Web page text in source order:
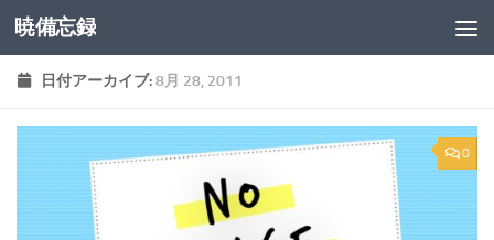
コンテンツへスキップ
暁備忘録
日付アーカイブ:8月 28, 2011
0